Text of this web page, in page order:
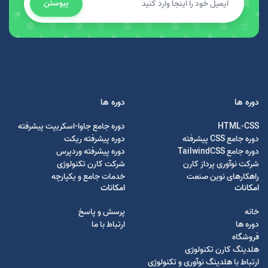
پیوستن
دوره ها
HTML-CSS
دوره جامع CSS پیشرفته
دوره جامع TailwindCSS
شرکت نوآوری پرداز کارن
راهکارهای نوین صنعت
دوره ها
دوره جامع جاوا-اسکریپت پیشرفته
دوره پیشرفته ریکت
دوره پیشرفته وردپرس
شرکت کارن تکنولوژی
خدمات جامع و یکپارچه
امکانات
خانه
دوره ها
فروشگاه
هلدینگ کارن تکنولوژی
ارتباط با هلدینگ نوآوری و تکنولوژی
امکانات
پرسش و پاسخ
ارتباط با ما